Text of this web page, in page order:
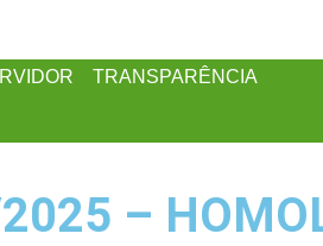
TRANSPARÊNCIA
–